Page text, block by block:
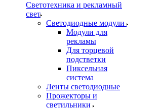
Светотехника и рекламный
свет
Светодиодные модули
Модули для
рекламы
Для торцевой
подстветки
Пиксельная
система
Ленты светодиодные
Прожекторы и
светильники